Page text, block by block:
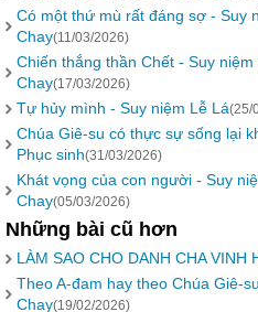
Có một thứ mù rất đáng sợ - Suy
Chay(11/03/2026)
Chiến thắng thần Chết - Suy
Chay(17/03/2026)
Tự hủy mình - Suy niệm Lễ Lá(25/
Chúa Giê-su có thực sự sống lại
Phục sinh(31/03/2026)
Khát vọng của con người - Suy
Chay(05/03/2026)
Những bài cũ hơn
LÀM SAO CHO DANH CHA VINH
Theo A-đam hay theo Chúa Giê-
Chay(19/02/2026)